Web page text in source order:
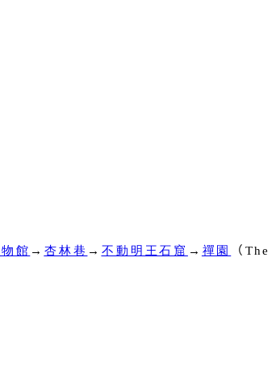
館 → 杏林巷 → 不動明王石窟 → 禪園 （The